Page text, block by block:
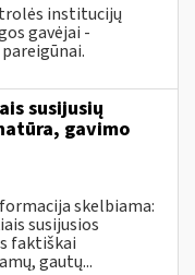
institucijų
gavėjai -
pareigūnai.
susijusių
gavimo
skelbiama:
susijusios
faktiškai
gautų...